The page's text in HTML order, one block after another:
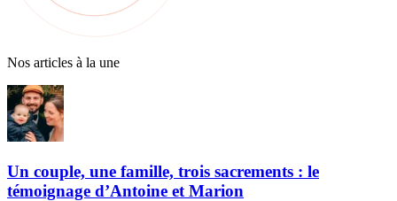
Nos articles à la une
Un couple, une famille, trois sacrements : le
témoignage d’Antoine et Marion